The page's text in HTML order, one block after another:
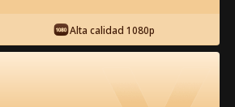
Alta calidad 1080p